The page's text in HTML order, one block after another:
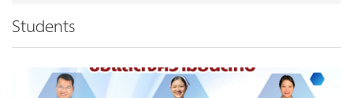
Students